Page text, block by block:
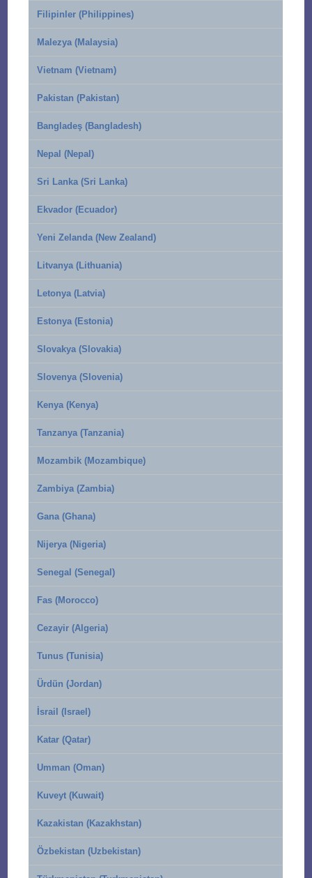
Filipinler (Philippines)
Malezya (Malaysia)
Vietnam (Vietnam)
Pakistan (Pakistan)
Bangladeş (Bangladesh)
Nepal (Nepal)
Sri Lanka (Sri Lanka)
Ekvador (Ecuador)
Yeni Zelanda (New Zealand)
Litvanya (Lithuania)
Letonya (Latvia)
Estonya (Estonia)
Slovakya (Slovakia)
Slovenya (Slovenia)
Kenya (Kenya)
Tanzanya (Tanzania)
Mozambik (Mozambique)
Zambiya (Zambia)
Gana (Ghana)
Nijerya (Nigeria)
Senegal (Senegal)
Fas (Morocco)
Cezayir (Algeria)
Tunus (Tunisia)
Ürdün (Jordan)
İsrail (Israel)
Katar (Qatar)
Umman (Oman)
Kuveyt (Kuwait)
Kazakistan (Kazakhstan)
Özbekistan (Uzbekistan)